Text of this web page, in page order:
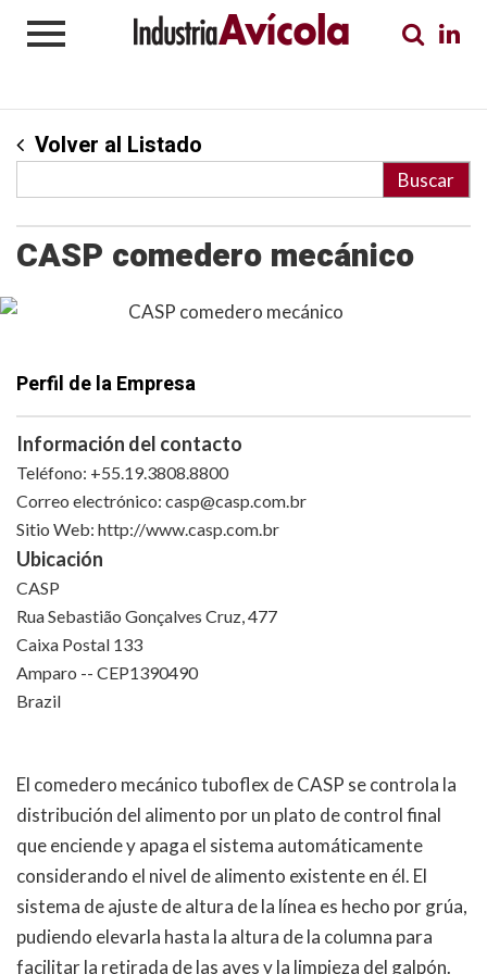
Volver al Listado
CASP comedero mecánico
Perfil de la Empresa
Información del contacto
Teléfono: +55.19.3808.8800
Correo electrónico: casp@casp.com.br
Sitio Web: http://www.casp.com.br
Ubicación
CASP
Rua Sebastião Gonçalves Cruz, 477
Caixa Postal 133
Amparo -- CEP1390490
Brazil
El comedero mecánico tuboflex de CASP se controla la
distribución del alimento por un plato de control final
que enciende y apaga el sistema automáticamente
considerando el nivel de alimento existente en él. El
sistema de ajuste de altura de la línea es hecho por grúa,
pudiendo elevarla hasta la altura de la columna para
facilitar la retirada de las aves y la limpieza del galpón.